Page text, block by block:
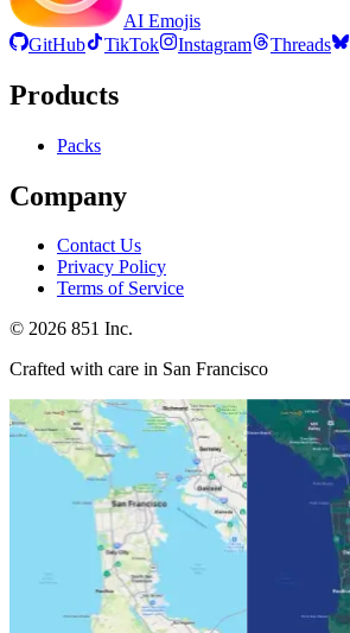
AI Emojis
GitHub
TikTok Instagram Threads
Products
Packs
Company
Contact Us
Privacy Policy
Terms of Service
© 2026 851 Inc.
Crafted with care in San Francisco